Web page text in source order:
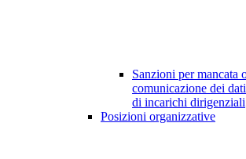
Sanzioni per mancata
comunicazione dei
di incarichi dirigenziali
Posizioni organizzative